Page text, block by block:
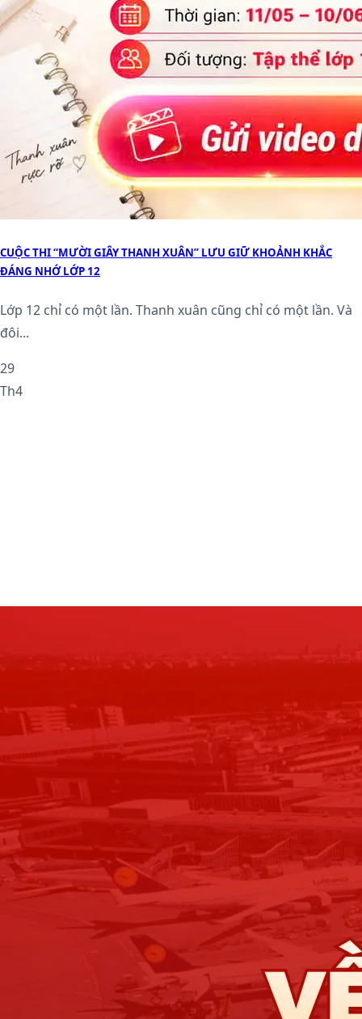
CUỘC THI “MƯỜI GIÂY THANH XUÂN” LƯU GIỮ KHOẢNH KHẮC
ĐÁNG NHỚ LỚP 12
Lớp 12 chỉ có một lần. Thanh xuân cũng chỉ có một lần. Và
đôi...
29
Th4